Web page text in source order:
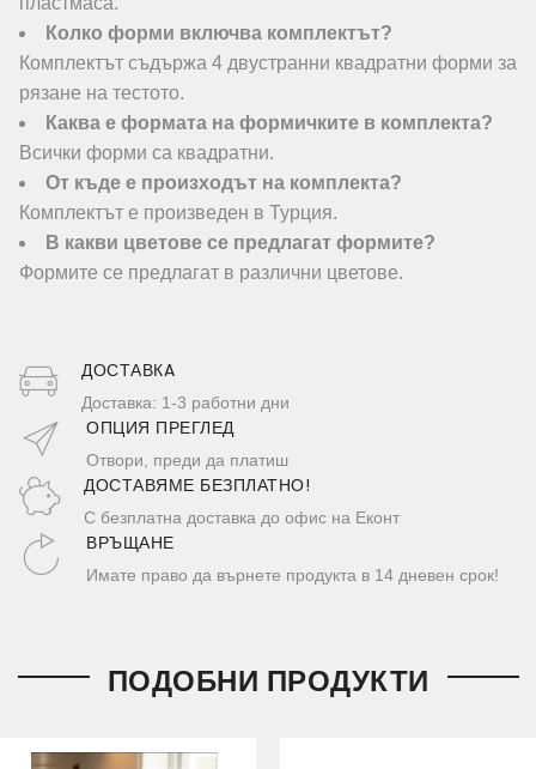
Колко форми включва комплектът?
Комплектът съдържа 4 двустранни квадратни форми за
рязане на тестото.
Каква е формата на формичките в комплекта?
Всички форми са квадратни.
От къде е произходът на комплекта?
Комплектът е произведен в Турция.
В какви цветове се предлагат формите?
Формите се предлагат в различни цветове.
ДОСТАВКA
Доставка: 1-3 работни дни
ОПЦИЯ ПРЕГЛЕД
Отвори, преди да платиш
ДОСТАВЯМЕ БЕЗПЛАТНО!
С безплатна доставка до офис на Еконт
ВРЪЩАНЕ
Имате право да върнете продукта в 14 дневен срок!
ПОДОБНИ ПРОДУКТИ